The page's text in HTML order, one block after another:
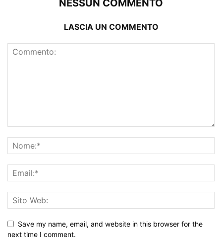
NESSUN COMMENTO
LASCIA UN COMMENTO
Save my name, email, and website in this browser for the
next time I comment.